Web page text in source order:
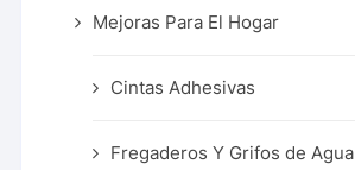
Mejoras Para El Hogar
Cintas Adhesivas
Fregaderos Y Grifos de Agua